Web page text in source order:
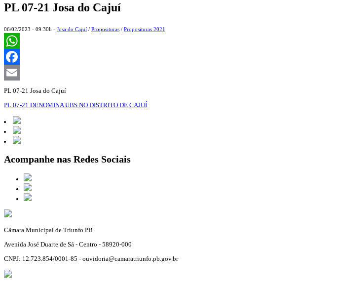
PL 07-21 Josa do Cajuí
06/02/2023 - 09:30h - Josa do Cajuí / Proposituras / Proposituras 2021
WhatsApp
Facebook
Email
PL 07-21 Josa do Cajuí
PL 07-21 DENOMINA UBS NO DISTRITO DE CAJUÍ
Acompanhe nas Redes Sociais
Câmara Municipal de Triunfo PB
Avenida José Duarte de Sá - Centro - 58920-000
CNPJ: 12.723.854/0001-85 - ouvidoria@camaratriunfo.pb.gov.br